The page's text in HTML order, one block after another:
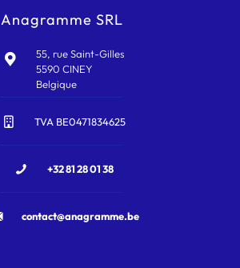
Anagramme SRL
55, rue Saint-Gilles
5590 CINEY
Belgique
TVA BE0471834625
+32 81 28 01 38
contact@anagramme.be